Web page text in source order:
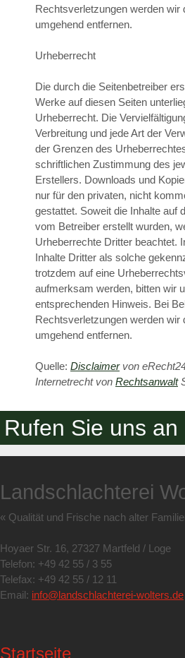
Rechtsverletzungen werden wir
umgehend entfernen.
Urheberrecht
Die durch die Seitenbetreiber
Werke auf diesen Seiten
Urheberrecht. Die
Verbreitung und jede Art der
der Grenzen des
schriftlichen Zustimmung des
Erstellers. Downloads und
nur für den privaten, nicht
gestattet. Soweit die Inhalte auf
vom Betreiber erstellt wurden,
Urheberrechte Dritter beachtet.
Inhalte Dritter als solche
trotzdem auf eine
aufmerksam werden, bitten wir
entsprechenden Hinweis. Bei
Rechtsverletzungen werden wir
umgehend entfernen.
Quelle: Disclaimervon
Internetrecht von Rechtsanwalt
Rufen Sie uns
Landschlachterei
« Qualität und Frische nach alter
Hoyaer Str. 16, 27327 Martfeld / Loge
Telefon: +49 42 55 / 3 55
Telefax: +49 42 55 / 12 11
Email: info@landschlachterei-wolters.de
Startseite